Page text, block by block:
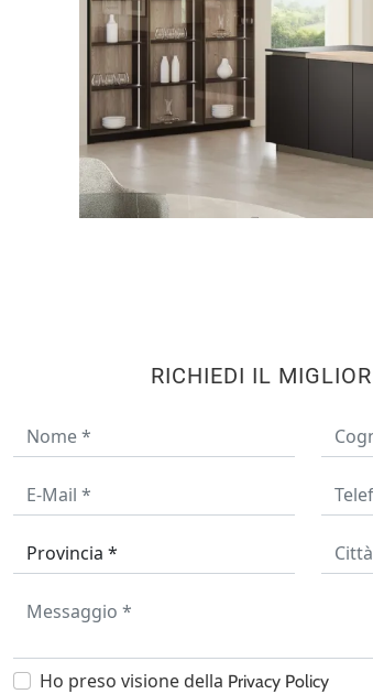
RICHIEDI IL
Ho preso visione della Privacy Policy